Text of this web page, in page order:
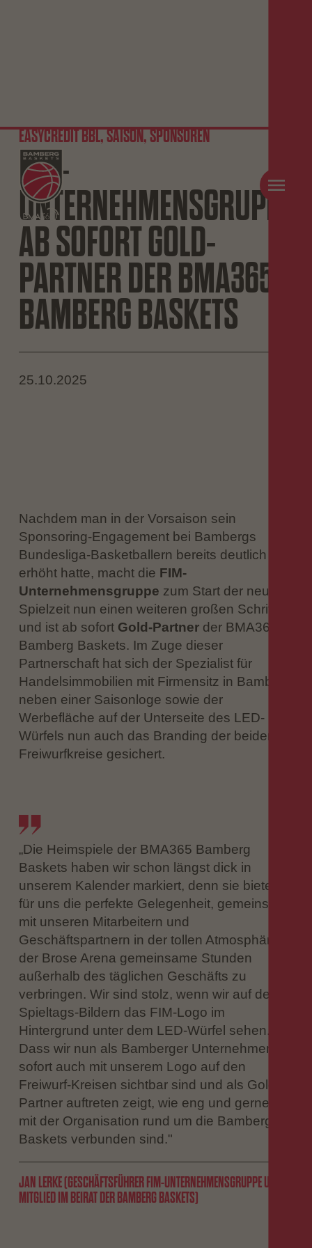
EASYCREDIT BBL, SAISON, SPONSOREN
FIM-
UNTERNEHMENSGRUPPE
AB SOFORT GOLD-
PARTNER DER BMA365
BAMBERG BASKETS
25.10.2025
Nachdem man in der Vorsaison sein
Sponsoring-Engagement bei Bambergs
Bundesliga-Basketballern bereits deutlich
erhöht hatte, macht die FIM-
Unternehmensgruppe zum Start der neuen
Spielzeit nun einen weiteren großen Schritt
und ist ab sofort Gold-Partner der BMA365
Bamberg Baskets. Im Zuge dieser
Partnerschaft hat sich der Spezialist für
Handelsimmobilien mit Firmensitz in Bamberg
neben einer Saisonloge sowie der
Werbefläche auf der Unterseite des LED-
Würfels nun auch das Branding der beiden
Freiwurfkreise gesichert.
„Die Heimspiele der BMA365 Bamberg
Baskets haben wir schon längst dick in
unserem Kalender markiert, denn sie bieten
für uns die perfekte Gelegenheit, gemeinsam
mit unseren Mitarbeitern und
Geschäftspartnern in der tollen Atmosphäre
der Brose Arena gemeinsame Stunden
außerhalb des täglichen Geschäfts zu
verbringen. Wir sind stolz, wenn wir auf den
Spieltags-Bildern das FIM-Logo im
Hintergrund unter dem LED-Würfel sehen.
Dass wir nun als Bamberger Unternehmen ab
sofort auch mit unserem Logo auf den
Freiwurf-Kreisen sichtbar sind und als Gold-
Partner auftreten zeigt, wie eng und gerne wir
mit der Organisation rund um die Bamberg
Baskets verbunden sind."
JAN LERKE (GESCHÄFTSFÜHRER FIM-UNTERNEHMENSGRUPPE UND
MITGLIED IM BEIRAT DER BAMBERG BASKETS)